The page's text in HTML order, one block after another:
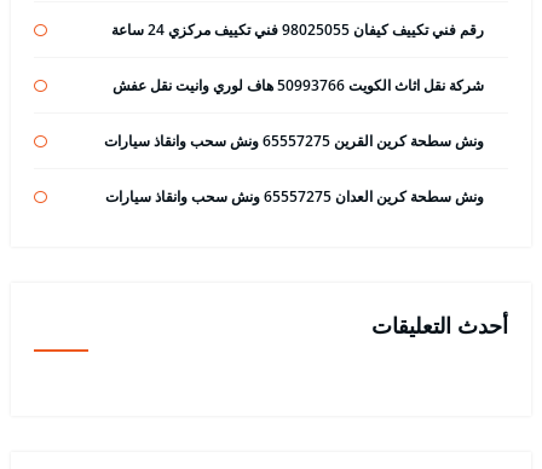
رقم فني تكييف كيفان 98025055 فني تكييف مركزي 24 ساعة
شركة نقل اثاث الكويت 50993766 هاف لوري وانيت نقل عفش
ونش سطحة كرين القرين 65557275 ونش سحب وانقاذ سيارات
ونش سطحة كرين العدان 65557275 ونش سحب وانقاذ سيارات
أحدث التعليقات